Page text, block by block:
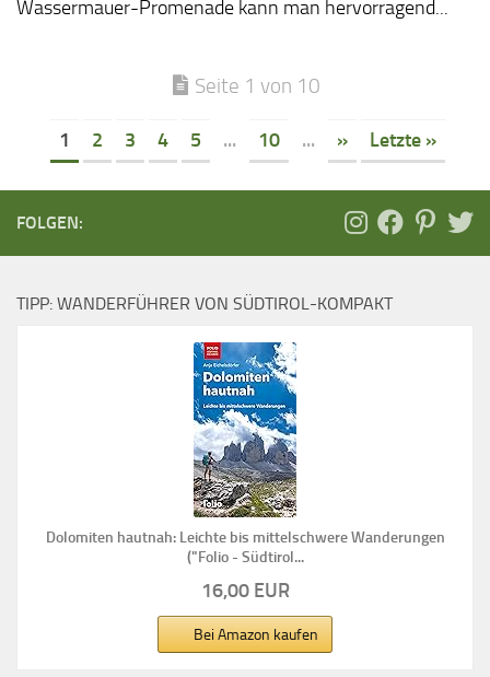
Wassermauer-Promenade kann man hervorragend...
Seite 1 von 10
1 2 3 4 5 ... 10 ... » Letzte »
FOLGEN:
TIPP: WANDERFÜHRER VON SÜDTIROL-KOMPAKT
Dolomiten hautnah: Leichte bis mittelschwere Wanderungen
("Folio - Südtirol...
16,00 EUR
Bei Amazon kaufen